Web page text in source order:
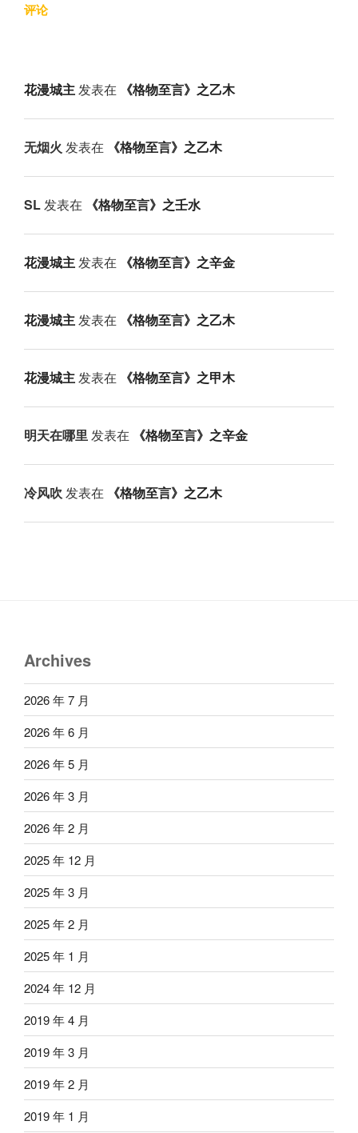
评论
花漫城主发表在 《格物至言》之乙木
无烟火 发表在 《格物至言》之乙木
SL发表在 《格物至言》之壬水
花漫城主发表在 《格物至言》之辛金
花漫城主发表在 《格物至言》之乙木
花漫城主发表在 《格物至言》之甲木
明天在哪里发表在 《格物至言》之辛金
冷风吹 发表在 《格物至言》之乙木
Archives
2026 年 7 月
2026 年 6 月
2026 年 5 月
2026 年 3 月
2026 年 2 月
2025 年 12 月
2025 年 3 月
2025 年 2 月
2025 年 1 月
2024 年 12 月
2019 年 4 月
2019 年 3 月
2019 年 2 月
2019 年 1 月